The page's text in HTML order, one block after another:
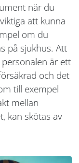
när du
att kunna
om du
på sjukhus. Att
är ett
och det
till exempel
mellan
kan skötas av